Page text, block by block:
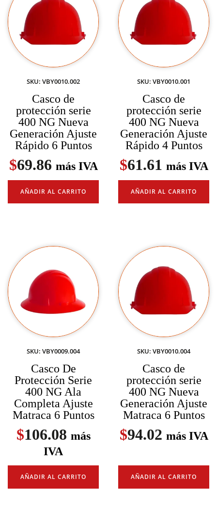
SKU: VBY0010.002
Casco de
protección serie
400 NG Nueva
Generación Ajuste
Rápido 6 Puntos
$69.86 más IVA
AÑADIR AL CARRITO
SKU: VBY0010.001
Casco de
protección serie
400 NG Nueva
Generación Ajuste
Rápido 4 Puntos
$61.61 más IVA
AÑADIR AL CARRITO
SKU: VBY0009.004
Casco De
Protección Serie
400 NG Ala
Completa Ajuste
Matraca 6 Puntos
$106.08 más
IVA
AÑADIR AL CARRITO
SKU: VBY0010.004
Casco de
protección serie
400 NG Nueva
Generación Ajuste
Matraca 6 Puntos
$94.02 más IVA
AÑADIR AL CARRITO